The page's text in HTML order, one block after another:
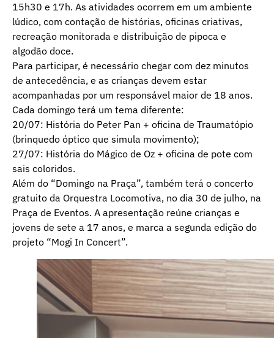
15h30 e 17h. As atividades ocorrem em um ambiente
lúdico, com contação de histórias, oficinas criativas,
recreação monitorada e distribuição de pipoca e
algodão doce.
Para participar, é necessário chegar com dez minutos
de antecedência, e as crianças devem estar
acompanhadas por um responsável maior de 18 anos.
Cada domingo terá um tema diferente:
20/07: História do Peter Pan + oficina de Traumatópio
(brinquedo óptico que simula movimento);
27/07: História do Mágico de Oz + oficina de pote com
sais coloridos.
Além do “Domingo na Praça”, também terá o concerto
gratuito da Orquestra Locomotiva, no dia 30 de julho, na
Praça de Eventos. A apresentação reúne crianças e
jovens de sete a 17 anos, e marca a segunda edição do
projeto “Mogi In Concert”.